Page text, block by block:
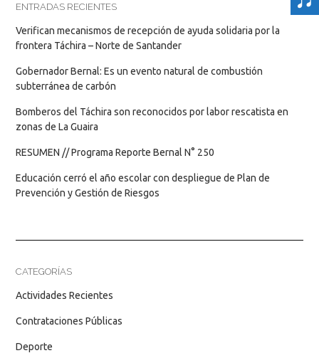
ENTRADAS RECIENTES
Verifican mecanismos de recepción de ayuda solidaria por la
frontera Táchira – Norte de Santander
Gobernador Bernal: Es un evento natural de combustión
subterránea de carbón
Bomberos del Táchira son reconocidos por labor rescatista en
zonas de La Guaira
RESUMEN // Programa Reporte Bernal N° 250
Educación cerró el año escolar con despliegue de Plan de
Prevención y Gestión de Riesgos
CATEGORÍAS
Actividades Recientes
Contrataciones Públicas
Deporte